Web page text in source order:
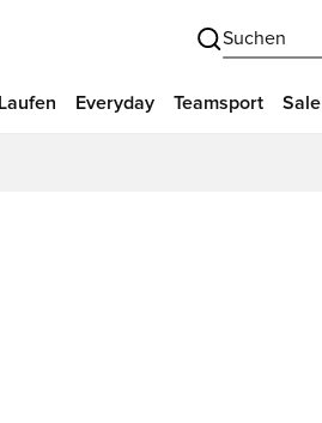
Suchen
Laufen Everyday Teamsport Sale